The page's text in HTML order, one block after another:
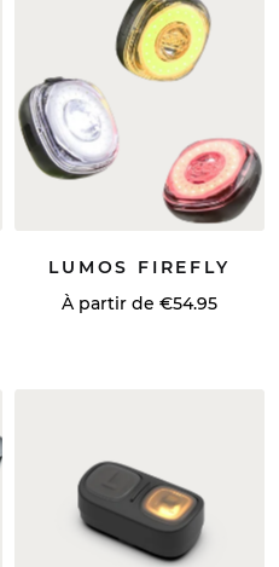
LUMOS FIREFLY
À partir de €54.95